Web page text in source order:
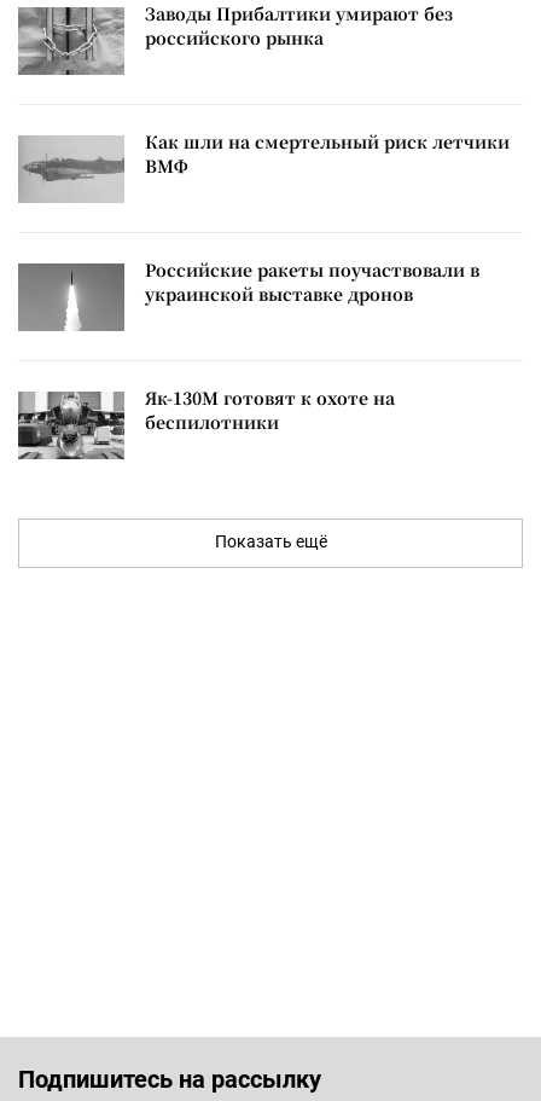
Заводы Прибалтики умирают без
российского рынка
Как шли на смертельный риск летчики
ВМФ
Российские ракеты поучаствовали в
украинской выставке дронов
Як-130М готовят к охоте на
беспилотники
Показать ещё
Подпишитесь на рассылку